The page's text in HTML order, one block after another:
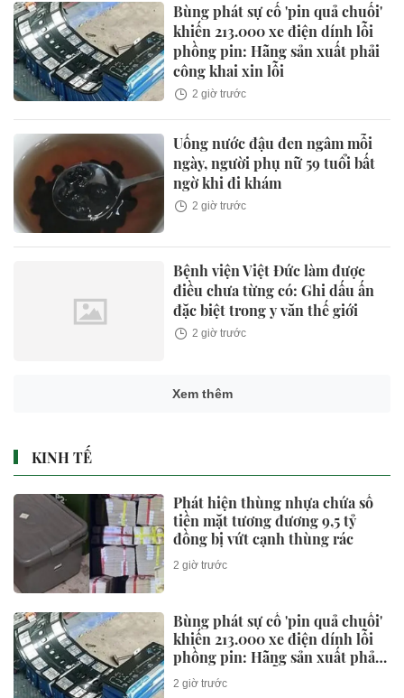
Bùng phát sự cố 'pin quả chuối'
khiến 213.000 xe điện dính lỗi
phồng pin: Hãng sản xuất phải
công khai xin lỗi
2 giờ trước
Uống nước đậu đen ngâm mỗi
ngày, người phụ nữ 59 tuổi bất
ngờ khi đi khám
2 giờ trước
Bệnh viện Việt Đức làm được
điều chưa từng có: Ghi dấu ấn
đặc biệt trong y văn thế giới
2 giờ trước
Xem thêm
KINH TẾ
Phát hiện thùng nhựa chứa số
tiền mặt tương đương 9,5 tỷ
đồng bị vứt cạnh thùng rác
2 giờ trước
Bùng phát sự cố 'pin quả chuối'
khiến 213.000 xe điện dính lỗi
phồng pin: Hãng sản xuất phải
công khai xin lỗi
2 giờ trước